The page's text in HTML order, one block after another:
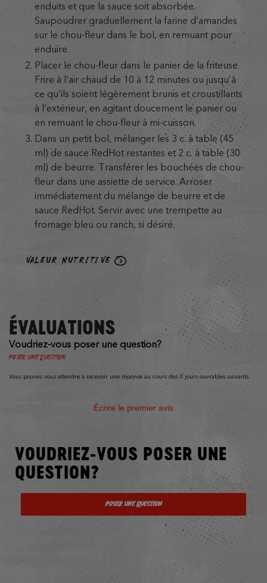
enduits et que la sauce soit absorbée.
Saupoudrer graduellement la farine d’amandes
sur le chou-fleur dans le bol, en remuant pour
enduire.
Placer le chou-fleur dans le panier de la friteuse.
Frire à l’air chaud de 10 à 12 minutes ou jusqu’à
ce qu’ils soient légèrement brunis et croustillants
à l’extérieur, en agitant doucement le panier ou
en remuant le chou-fleur à mi-cuisson.
Dans un petit bol, mélanger les 3 c. à table (45
ml) de sauce RedHot restantes et 2 c. à table (30
ml) de beurre. Transférer les bouchées de chou-
fleur dans une assiette de service. Arroser
immédiatement du mélange de beurre et de
sauce RedHot. Servir avec une trempette au
fromage bleu ou ranch, si désiré.
VALEUR NUTRITIVE
ÉVALUATIONS
Voudriez-vous poser une question?
Poser une question
Vous pouvez vous attendre à recevoir une réponse au cours des 3 jours ouvrables suivants.
Écrire le premier avis
VOUDRIEZ-VOUS POSER UNE
QUESTION?
Poser une question